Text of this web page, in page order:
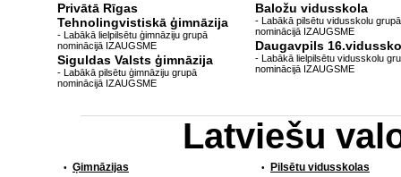
Privātā Rīgas
Tehnolingvistiskā ģimnāzija
- Labākā lielpilsētu ģimnāziju grupā
nominācijā IZAUGSME
Siguldas Valsts ģimnāzija
- Labākā pilsētu ģimnāziju grupā
nominācijā IZAUGSME
Baložu vidusskola
- Labākā pilsētu vidusskolu grupā
nominācijā IZAUGSME
Daugavpils
- Labākā lielpilsētu vidusskolu
nominācijā IZAUGSME
Latviešu
• Ģimnāzijas • Pilsētu vidusskolas